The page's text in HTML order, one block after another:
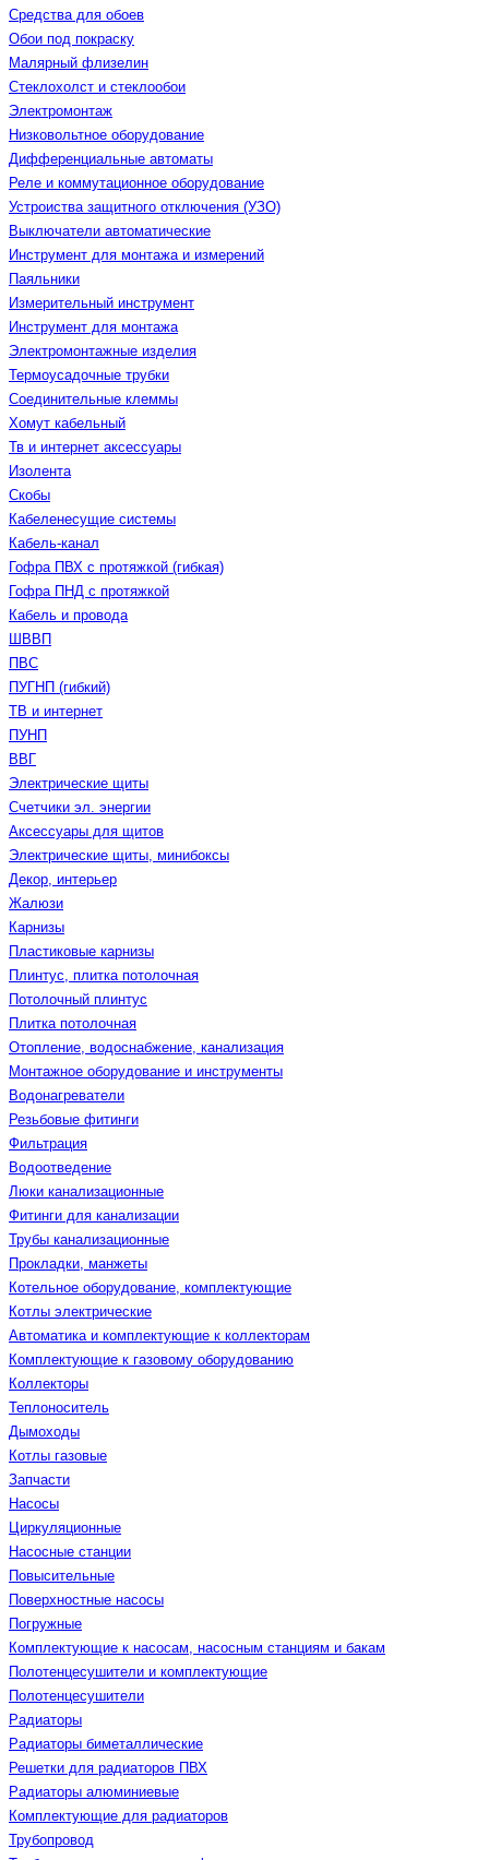
Средства для обоев
Обои под покраску
Малярный флизелин
Стеклохолст и стеклообои
Электромонтаж
Низковольтное оборудование
Дифференциальные автоматы
Реле и коммутационное оборудование
Устроиства защитного отключения (УЗО)
Выключатели автоматические
Инструмент для монтажа и измерений
Паяльники
Измерительный инструмент
Инструмент для монтажа
Электромонтажные изделия
Термоусадочные трубки
Соединительные клеммы
Хомут кабельный
Тв и интернет аксессуары
Изолента
Скобы
Кабеленесущие системы
Кабель-канал
Гофра ПВХ с протяжкой (гибкая)
Гофра ПНД с протяжкой
Кабель и провода
ШВВП
ПВС
ПУГНП (гибкий)
ТВ и интернет
ПУНП
ВВГ
Электрические щиты
Счетчики эл. энергии
Аксессуары для щитов
Электрические щиты, минибоксы
Декор, интерьер
Жалюзи
Карнизы
Пластиковые карнизы
Плинтус, плитка потолочная
Потолочный плинтус
Плитка потолочная
Отопление, водоснабжение, канализация
Монтажное оборудование и инструменты
Водонагреватели
Резьбовые фитинги
Фильтрация
Водоотведение
Люки канализационные
Фитинги для канализации
Трубы канализационные
Прокладки, манжеты
Котельное оборудование, комплектующие
Котлы электрические
Автоматика и комплектующие к коллекторам
Комплектующие к газовому оборудованию
Коллекторы
Теплоноситель
Дымоходы
Котлы газовые
Запчасти
Насосы
Циркуляционные
Насосные станции
Повысительные
Поверхностные насосы
Погружные
Комплектующие к насосам, насосным станциям и бакам
Полотенцесушители и комплектующие
Полотенцесушители
Радиаторы
Радиаторы биметаллические
Решетки для радиаторов ПВХ
Радиаторы алюминиевые
Комплектующие для радиаторов
Трубопровод